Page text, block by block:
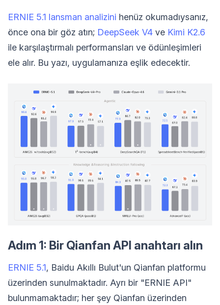
ERNIE 5.1 lansman analizini henüz okumadıysanız,
önce ona bir göz atın; DeepSeek V4 ve Kimi K2.6
ile karşılaştırmalı performansları ve ödünleşimleri
ele alır. Bu yazı, uygulamanıza eşlik edecektir.
Adım 1: Bir Qianfan API anahtarı alın
ERNIE 5.1, Baidu Akıllı Bulut'un Qianfan platformu
üzerinden sunulmaktadır. Ayrı bir "ERNIE API"
bulunmamaktadır; her şey Qianfan üzerinden